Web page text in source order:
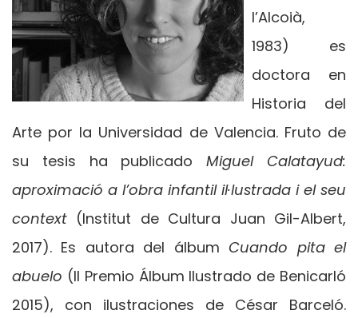
l’Alcoià,
1983) es
doctora en
Historia del
Arte por la Universidad de Valencia. Fruto de
su tesis ha publicadoMiguel Calatayud:
aproximació a l’obra infantil il·lustrada i el seu
context (Institut de Cultura Juan Gil-Albert,
2017). Es autora del álbum Cuando pita el
abuelo (II Premio Álbum Ilustrado de Benicarló
2015), con ilustraciones de César Barceló.